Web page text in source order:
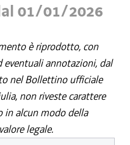
01/01/2026
è riprodotto, con
eventuali annotazioni, dal
nel Bollettino ufficiale
non riveste carattere
in alcun modo della
legale.